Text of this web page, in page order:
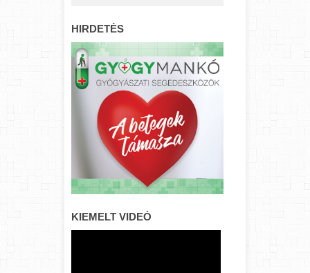
HIRDETÉS
KIEMELT VIDEÓ